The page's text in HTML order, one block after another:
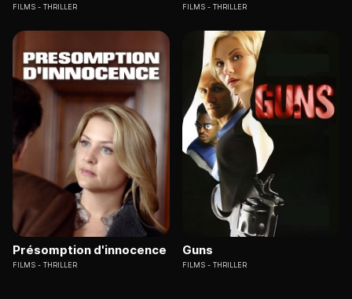
FILMS THRILLER FILMS THRILLER
Présomption d'innocence
FILMS THRILLER
Guns
FILMS THRILLER